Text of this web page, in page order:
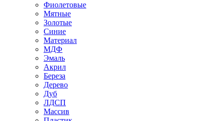
Фиолетовые
Мятные
Золотые
Синие
Материал
МДФ
Эмаль
Акрил
Береза
Дерево
Дуб
ЛДСП
Массив